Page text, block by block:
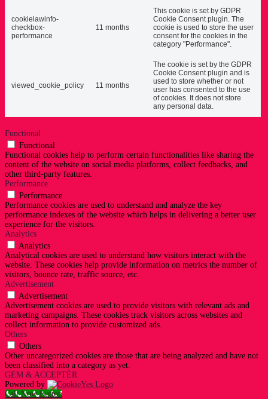
cookielawinfo-
checkbox-
performance
11 months
This cookie is set by GDPR
Cookie Consent plugin. The
cookie is used to store the user
consent for the cookies in the
category "Performance".
viewed_cookie_policy 11 months
The cookie is set by the GDPR
Cookie Consent plugin and is
used to store whether or not
user has consented to the use
of cookies. It does not store
any personal data.
Functional
Functional
Functional cookies help to perform certain functionalities like sharing the
content of the website on social media platforms, collect feedbacks, and
other third-party features.
Performance
Performance
Performance cookies are used to understand and analyze the key
performance indexes of the website which helps in delivering a better user
experience for the visitors.
Analytics
Analytics
Analytical cookies are used to understand how visitors interact with the
website. These cookies help provide information on metrics the number of
visitors, bounce rate, traffic source, etc.
Advertisement
Advertisement
Advertisement cookies are used to provide visitors with relevant ads and
marketing campaigns. These cookies track visitors across websites and
collect information to provide customized ads.
Others
Others
Other uncategorized cookies are those that are being analyzed and have not
been classified into a category as yet.
GEM & ACCEPTÈR
Powered by
Call Now Button